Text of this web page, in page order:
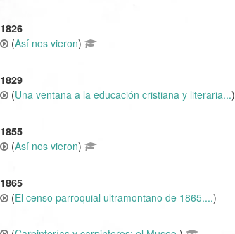
1826
(Así nos vieron)
1829
(Una ventana a la educación cristiana y literaria...)
1855
(Así nos vieron)
1865
(El censo parroquial ultramontano de 1865....)